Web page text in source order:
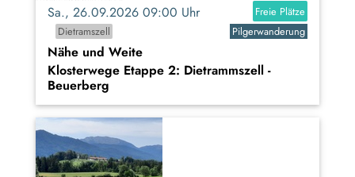
Sa., 26.09.2026 09:00 Uhr
Freie Plätze
Dietramszell
Pilgerwanderung
Nähe und Weite
Klosterwege Etappe 2: Dietrammszell -
Beuerberg